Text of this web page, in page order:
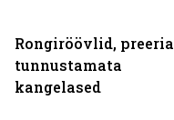
Rongiröövlid, preeria
tunnustamata
kangelased